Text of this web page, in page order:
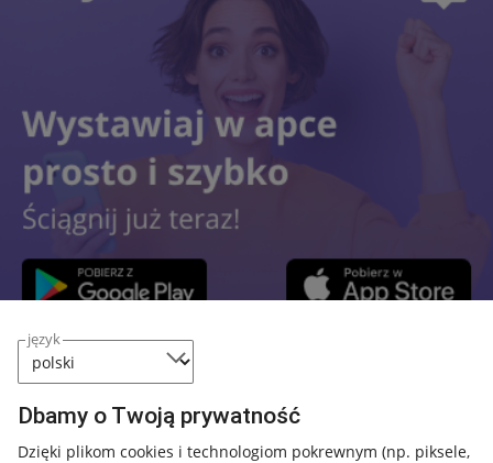
język
Dbamy o Twoją prywatność
Dzięki plikom cookies i technologiom pokrewnym (np. piksele,
Przydatne informacje